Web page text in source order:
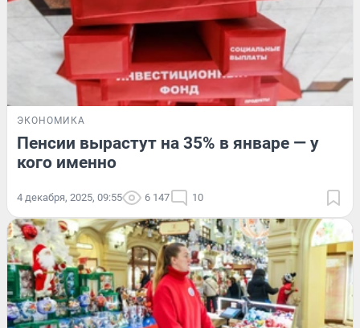
ЭКОНОМИКА
Пенсии вырастут на 35% в январе — у
кого именно
4 декабря, 2025, 09:55 6 147 10